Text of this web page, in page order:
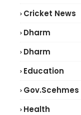
Cricket News
Dharm
Dharm
Education
Gov.scehmes
Health